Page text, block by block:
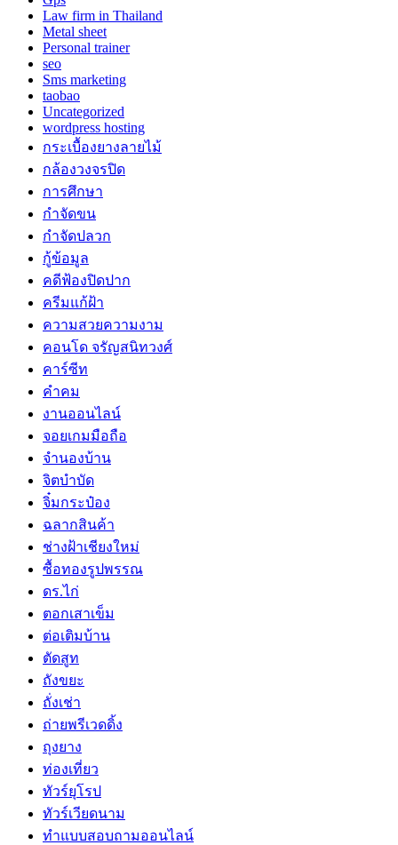
Law firm in Thailand
Metal sheet
Personal trainer
seo
Sms marketing
taobao
Uncategorized
wordpress hosting
กระเบื้องยางลายไม้
กล้องวงจรปิด
การศึกษา
กำจัดขน
กำจัดปลวก
กู้ข้อมูล
คดีฟ้องปิดปาก
ครีมแก้ฝ้า
ความสวยความงาม
คอนโด จรัญสนิทวงศ์
คาร์ซีท
คำคม
งานออนไลน์
จอยเกมมือถือ
จำนองบ้าน
จิตบำบัด
จิ๋มกระป๋อง
ฉลากสินค้า
ช่างฝ้าเชียงใหม่
ซื้อทองรูปพรรณ
ดร.ไก่
ตอกเสาเข็ม
ต่อเติมบ้าน
ตัดสูท
ถังขยะ
ถั่งเช่า
ถ่ายพรีเวดดิ้ง
ถุงยาง
ท่องเที่ยว
ทัวร์ยุโรป
ทัวร์เวียดนาม
ทำแบบสอบถามออนไลน์